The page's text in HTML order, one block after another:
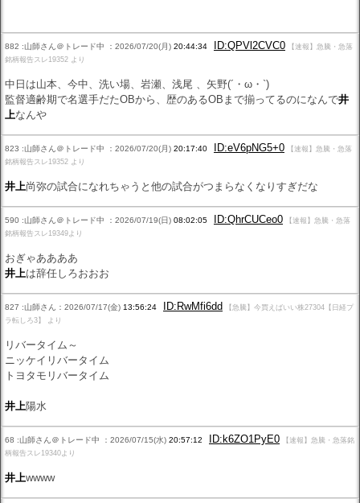
882 :山師さん＠トレード中 ：2026/07/20(月) 20:44:34 ID:QPVl2CVC0
【速報】急騰・急落
銘柄報告スレ19352 より
中日は山本、今中、洗い場、岩瀬、浅尾 、矢野(´・ω・`)
監督適齢期で名選手だたOBから、歴のあるOBまで揃ってるのになんで井
上なんや
823 :山師さん＠トレード中 ：2026/07/20(月) 20:17:40 ID:eV6pNG5+0
【速報】急騰・急落
銘柄報告スレ19352 より
井上尚弥の試合になれちゃうと他の試合がつまらなくなりすぎだな
590 :山師さん＠トレード中 ：2026/07/19(日) 08:02:05 ID:QhrCUCeo0
【速報】急騰・急落
銘柄報告スレ19349より
おぎゃああああ
井上は辞任しろおおお
827 :山師さん：2026/07/17(金) 13:56:24 ID:RwMfi6dd
【急騰】今買えばいい株27304【日経プ
ラ転しろ3】 より
リバータイム～
ニッケイリバータイム
トヨタモリバータイム
井上陽水
68 :山師さん＠トレード中 ：2026/07/15(水) 20:57:12 ID:k6ZO1PyE0
【速報】急騰・急落銘
柄報告スレ19340より
井上wwww